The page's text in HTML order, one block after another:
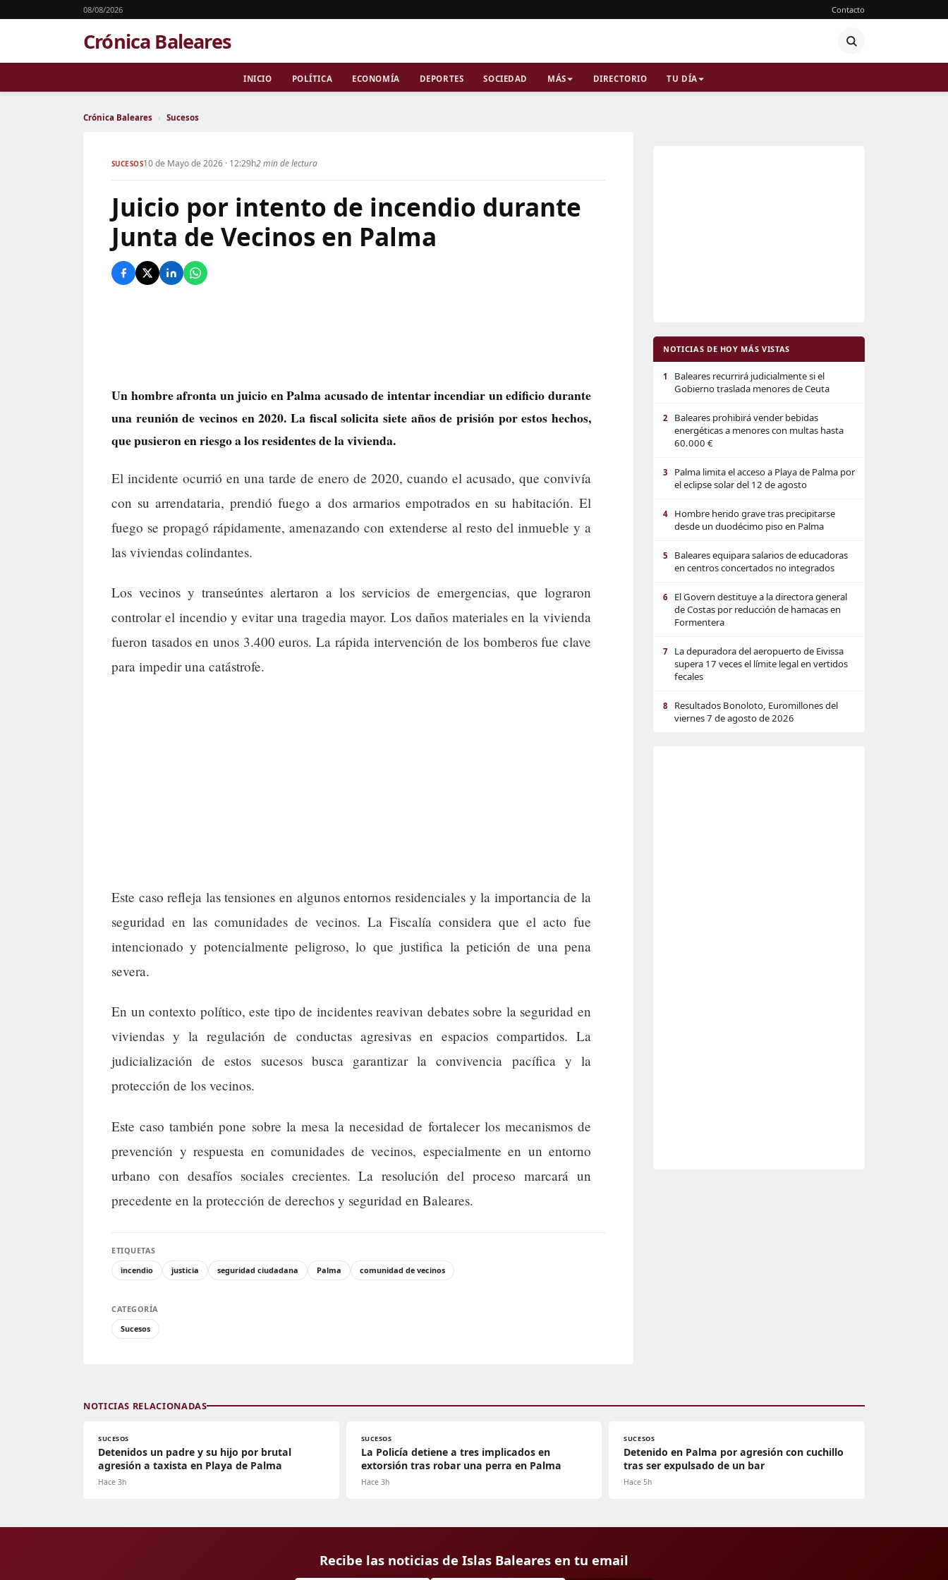
08/08/2026 Contacto
Crónica Baleares
INICIO POLÍTICA ECONOMÍA DEPORTES SOCIEDAD MÁS DIRECTORIO TU DÍA
Crónica Baleares › Sucesos
SUCESOS10 de Mayo de 2026 · 12:29h2 min de lectura
Juicio por intento de incendio durante
Junta de Vecinos en Palma
Un hombre afronta un juicio en Palma acusado de intentar incendiar un edificio durante
una reunión de vecinos en 2020. La fiscal solicita siete años de prisión por estos hechos,
que pusieron en riesgo a los residentes de la vivienda.
El incidente ocurrió en una tarde de enero de 2020, cuando el acusado, que convivía
con su arrendataria, prendió fuego a dos armarios empotrados en su habitación. El
fuego se propagó rápidamente, amenazando con extenderse al resto del inmueble y a
las viviendas colindantes.
Los vecinos y transeúntes alertaron a los servicios de emergencias, que lograron
controlar el incendio y evitar una tragedia mayor. Los daños materiales en la vivienda
fueron tasados en unos 3.400 euros. La rápida intervención de los bomberos fue clave
para impedir una catástrofe.
Este caso refleja las tensiones en algunos entornos residenciales y la importancia de la
seguridad en las comunidades de vecinos. La Fiscalía considera que el acto fue
intencionado y potencialmente peligroso, lo que justifica la petición de una pena
severa.
En un contexto político, este tipo de incidentes reavivan debates sobre la seguridad en
viviendas y la regulación de conductas agresivas en espacios compartidos. La
judicialización de estos sucesos busca garantizar la convivencia pacífica y la
protección de los vecinos.
Este caso también pone sobre la mesa la necesidad de fortalecer los mecanismos de
prevención y respuesta en comunidades de vecinos, especialmente en un entorno
urbano con desafíos sociales crecientes. La resolución del proceso marcará un
precedente en la protección de derechos y seguridad en Baleares.
ETIQUETAS
incendio
justicia seguridad ciudadana Palma comunidad de vecinos
CATEGORÍA
Sucesos
NOTICIAS DE HOY MÁS VISTAS
1
Baleares recurrirá judicialmente si el
Gobierno traslada menores de Ceuta
2
Baleares prohibirá vender bebidas
energéticas a menores con multas hasta
60.000 €
3
Palma limita el acceso a Playa de Palma por
el eclipse solar del 12 de agosto
4
Hombre herido grave tras precipitarse
desde un duodécimo piso en Palma
5
Baleares equipara salarios de educadoras
en centros concertados no integrados
6
El Govern destituye a la directora general
de Costas por reducción de hamacas en
Formentera
7
La depuradora del aeropuerto de Eivissa
supera 17 veces el límite legal en vertidos
fecales
8
Resultados Bonoloto, Euromillones del
viernes 7 de agosto de 2026
NOTICIAS RELACIONADAS
SUCESOS
Detenidos un padre y su hijo por brutal
agresión a taxista en Playa de Palma
Hace 3h
SUCESOS
La Policía detiene a tres implicados en
extorsión tras robar una perra en Palma
Hace 3h
SUCESOS
Detenido en Palma por agresión con cuchillo
tras ser expulsado de un bar
Hace 5h
Recibe las noticias de Islas Baleares en tu email